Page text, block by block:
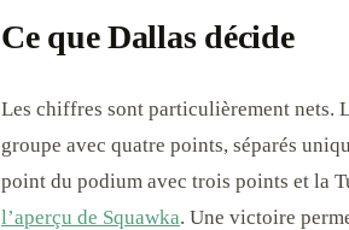
Ce que Dallas décide
Les chiffres sont particulièrement nets.
groupe avec quatre points, séparés
point du podium avec trois points et la
l’aperçu de Squawka. Une victoire